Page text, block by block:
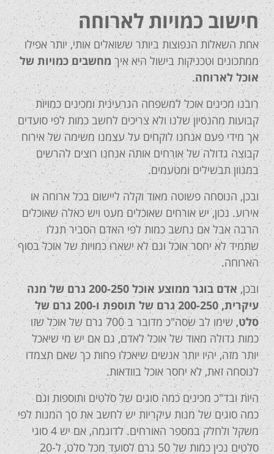
חישוב כמויות לארוחה
אחת השאלות הנפוצות ביותר ששואלים אותי, יותר אפילו
ממתכונים וטכניקות בישול היא איך מחשבים כמויות של
אוכל לארוחה.
רובנו מכינים אוכל למשפחה הגרעינית ומכינים כמויות
קבועות מהנסיון שלנו ולא צריכים לחשב כמות לפי סועדים
אך מידי פעם אנחנו לוקחים על עצמנו משימה של אירוח
קבוצה גדולה של אורחים אותה אנחנו רוצים להרשים
במגוון תבשילים ומטעמים.
ובכן, הנוסחה פשוטה מאוד וקלה ליישום בכל ארוחה או
אירוע. נכון, יש אורחים שאוכלים מעט ויש כאלה שאוכלים
הרבה אבל אם נחשב כמות לפי האדם הסביר תגלו
שתמיד לא יחסר אוכל וגם לא ישארו כמויות של אוכל בסוף
הארוחה.
ובכן,
אדם בוגר ממוצע אוכל 200-250 גרם של מנה
עיקרית, 200-250 גרם של תוספת ו-200 גרם של
סלט
, שימו לב שסה"כ מדובר ב 700 גרם של אוכל שזו
כמות גדולה מאוד של אוכל לאדם, גם אם יש מי שיאכל
יותר מזה, יהיו יותר אנשים שיאכלו פחות כך שאם תצמדו
לנוסחה זאת, לא יחסר אוכל בוודאות.
היות ובד"כ מכינים כמה סוגים של סלטים ותוספות וגם
כמה סוגים של מנות עיקריות יש לחשב את סך המנות לפי
משקל ולחלק במספר האורחים. לדוגמה, אם יש 4 סוגי
סלטים נכין כמות של 50 גרם לסועד מכל סלט, ל-20